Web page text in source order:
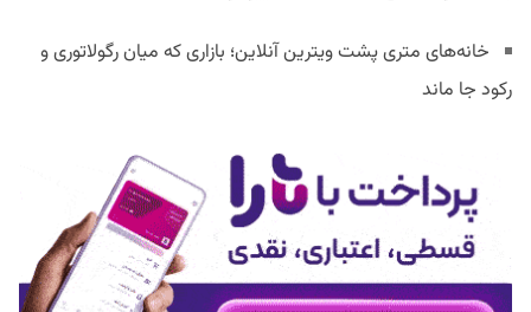
خانه‌های متری پشت ویترین آنلاین؛ بازاری که میان رگولاتوری و
رکود جا ماند